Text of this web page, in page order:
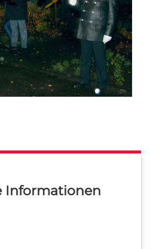
Informationen